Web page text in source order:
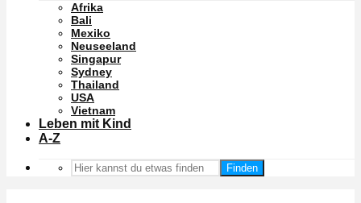
Afrika
Bali
Mexiko
Neuseeland
Singapur
Sydney
Thailand
USA
Vietnam
Leben mit Kind
A-Z
Finden